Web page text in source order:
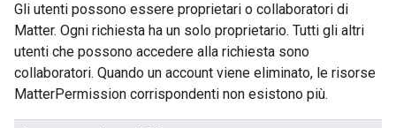
Gli utenti possono essere proprietari o collaboratori di
Matter. Ogni richiesta ha un solo proprietario. Tutti gli altri
utenti che possono accedere alla richiesta sono
collaboratori. Quando un account viene eliminato, le risorse
MatterPermission corrispondenti non esistono più.